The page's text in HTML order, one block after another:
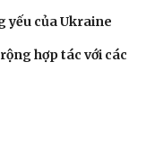
yếu của Ukraine
hợp tác với các